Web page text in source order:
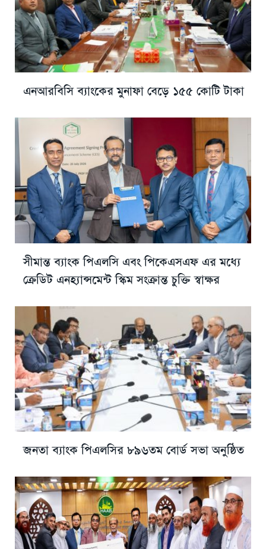
এনআরবিসি ব্যাংকের মুনাফা বেড়ে ১৫৫ কোটি টাকা
সীমান্ত ব্যাংক পিএলসি এবং পিকেএসএফ এর মধ্যে
ক্রেডিট এনহ্যান্সমেন্ট স্কিম সংক্রান্ত চুক্তি স্বাক্ষর
জনতা ব্যাংক পিএলসির ৮৯৬তম বোর্ড সভা অনুষ্ঠিত